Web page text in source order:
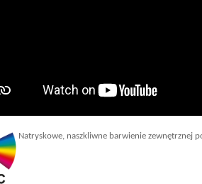
Natryskowe, naszkliwne barwienie zewnętrznej